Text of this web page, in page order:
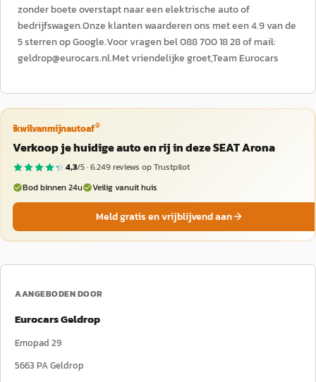
zonder boete overstapt naar een elektrische auto of
bedrijfswagen.Onze klanten waarderen ons met een 4.9 van de
5 sterren op Google.Voor vragen bel 088 700 18 28 of mail:
geldrop@eurocars.nl.Met vriendelijke groet,Team Eurocars
ikwilvanmijnautoaf®
Verkoop je huidige auto en rij in deze SEAT Arona
4,3/5 ·6.249reviews op Trustpilot
Bod binnen 24u
Veilig vanuit huis
Meld gratis en vrijblijvend aan
AANGEBODEN DOOR
Eurocars Geldrop
Emopad 29
5663 PAGeldrop